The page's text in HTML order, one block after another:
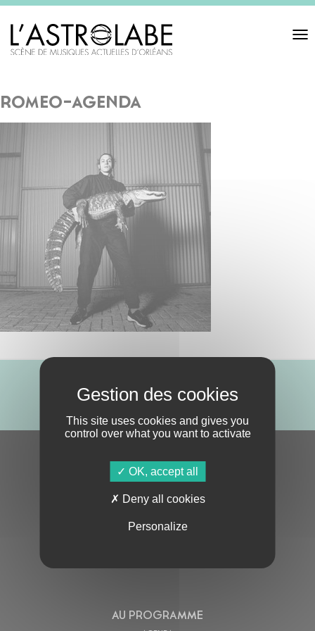
Toggle
romeo-agenda
ABONNE-TOI !
S'ABONNER À LA NEWSLETTER
AU PROGRAMME
This site uses cookies and gives you
control over what you want to activate
OK, accept all
Deny all cookies
Personalize